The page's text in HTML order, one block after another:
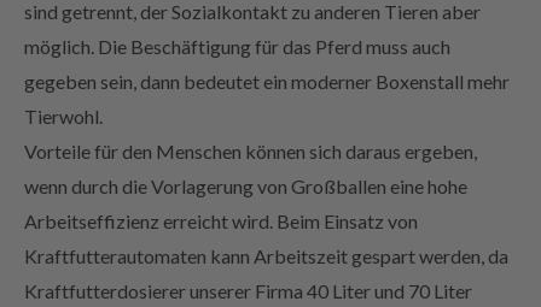
möglich. Die Beschäftigung für das Pferd muss auch
gegeben sein, dann bedeutet ein moderner Boxenstall mehr
Tierwohl.
Vorteile für den Menschen können sich daraus ergeben,
wenn durch die Vorlagerung von Großballen eine hohe
Arbeitseffizienz erreicht wird. Beim Einsatz von
Kraftfutterautomaten kann Arbeitszeit gespart werden, da
Kraftfutterdosierer unserer Firma 40 Liter und 70 Liter
fassen und deswegen nicht jeden Tag mehrmals händisch